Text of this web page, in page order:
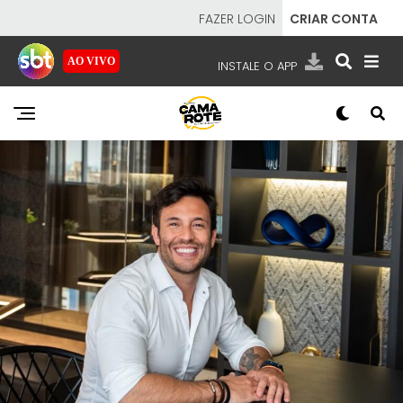
FAZER LOGIN CRIAR CONTA
AO VIVO INSTALE O APP
EMISSORAS
NOSSAS REDES APP TV SBT
- SISTEMA BRASILEIRO DE TELEVISÃO